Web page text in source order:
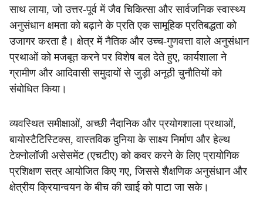
साथ लाया, जो उत्तर-पूर्व में जैव चिकित्सा और सार्वजनिक स्वास्थ्य
अनुसंधान क्षमता को बढ़ाने के प्रति एक सामूहिक प्रतिबद्धता को
उजागर करता है। क्षेत्र में नैतिक और उच्च-गुणवत्ता वाले अनुसंधान
प्रथाओं को मजबूत करने पर विशेष बल देते हुए, कार्यशाला ने
ग्रामीण और आदिवासी समुदायों से जुड़ी अनूठी चुनौतियों को
संबोधित किया।
व्यवस्थित समीक्षाओं, अच्छी नैदानिक और प्रयोगशाला प्रथाओं,
बायोस्टैटिस्टिक्स, वास्तविक दुनिया के साक्ष्य निर्माण और हेल्थ
टेक्नोलॉजी असेसमेंट (एचटीए) को कवर करने के लिए प्रायोगिक
प्रशिक्षण सत्र आयोजित किए गए, जिससे शैक्षणिक अनुसंधान और
क्षेत्रीय क्रियान्वयन के बीच की खाई को पाटा जा सके।